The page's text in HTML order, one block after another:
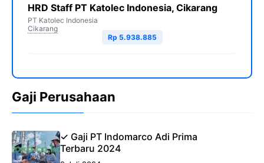
HRD Staff PT Katolec Indonesia, Cikarang
PT Katolec Indonesia
Cikarang
Rp 5.938.885
Gaji Perusahaan
✓ Gaji PT Indomarco Adi Prima
Terbaru 2024